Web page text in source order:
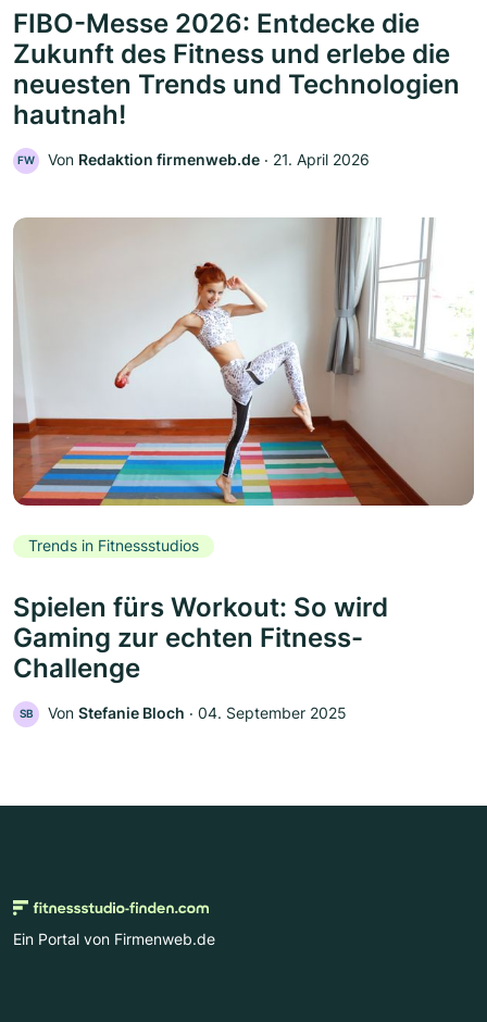
FIBO-Messe 2026: Entdecke die
Zukunft des Fitness und erlebe die
neuesten Trends und Technologien
hautnah!
FW Von Redaktion firmenweb.de ‧ 21. April 2026
Trends in Fitnessstudios
Spielen fürs Workout: So wird
Gaming zur echten Fitness-
Challenge
SB Von Stefanie Bloch ‧ 04. September 2025
Ein Portal von Firmenweb.de